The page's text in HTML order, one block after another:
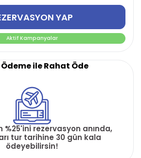
YAP
Aktif Kampanyalar
Ödeme ile Rahat Öde
%25'ini rezervasyon anında,
tur tarihine 30 gün kala
ödeyebilirsin!